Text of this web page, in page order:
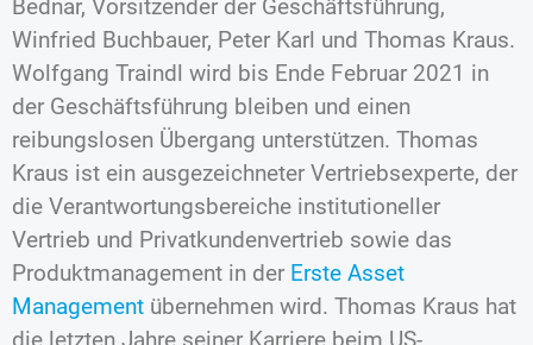
Bednar, Vorsitzender der Geschäftsführung,
Winfried Buchbauer, Peter Karl und Thomas Kraus.
Wolfgang Traindl wird bis Ende Februar 2021 in
der Geschäftsführung bleiben und einen
reibungslosen Übergang unterstützen. Thomas
Kraus ist ein ausgezeichneter Vertriebsexperte, der
die Verantwortungsbereiche institutioneller
Vertrieb und Privatkundenvertrieb sowie das
Produktmanagement in der Erste Asset
Management übernehmen wird. Thomas Kraus hat